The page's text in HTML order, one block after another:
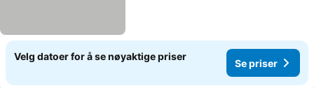
Velg datoer for å se nøyaktige priser
Se priser